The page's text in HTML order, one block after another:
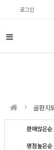
로그인
골판지
판매많은순
평점높은순